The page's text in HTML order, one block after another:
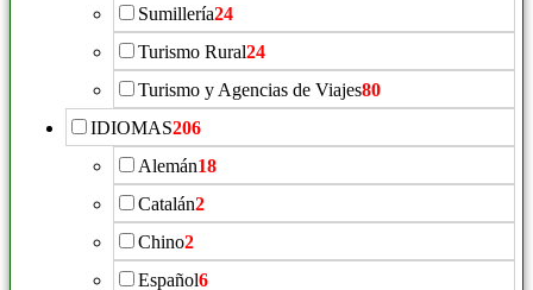
Sumillería24
Turismo Rural24
Turismo y Agencias de Viajes80
IDIOMAS206
Alemán18
Catalán2
Chino2
Español6